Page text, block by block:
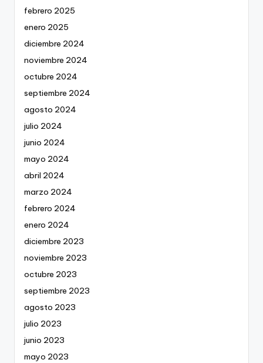
febrero 2025
enero 2025
diciembre 2024
noviembre 2024
octubre 2024
septiembre 2024
agosto 2024
julio 2024
junio 2024
mayo 2024
abril 2024
marzo 2024
febrero 2024
enero 2024
diciembre 2023
noviembre 2023
octubre 2023
septiembre 2023
agosto 2023
julio 2023
junio 2023
mayo 2023